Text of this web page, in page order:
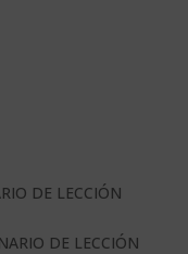
DE LECCIÓN
DE LECCIÓN